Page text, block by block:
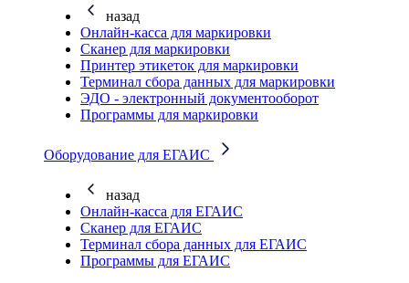
назад
Онлайн-касса для маркировки
Сканер для маркировки
Принтер этикеток для маркировки
Терминал сбора данных для маркировки
ЭДО - электронный документооборот
Программы для маркировки
Оборудование для ЕГАИС
назад
Онлайн-касса для ЕГАИС
Сканер для ЕГАИС
Терминал сбора данных для ЕГАИС
Программы для ЕГАИС